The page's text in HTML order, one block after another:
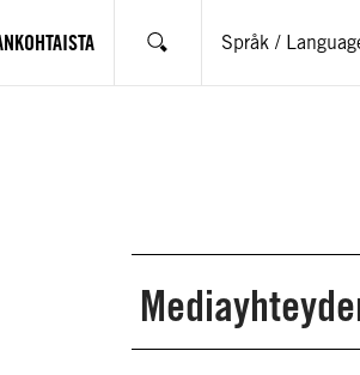
Hae Språk /